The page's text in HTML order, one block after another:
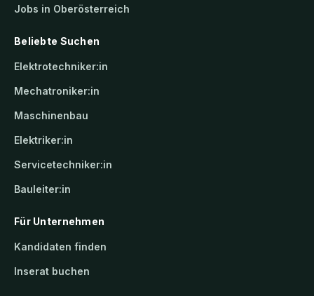
Jobs in Oberösterreich
Beliebte Suchen
Elektrotechniker:in
Mechatroniker:in
Maschinenbau
Elektriker:in
Servicetechniker:in
Bauleiter:in
Für Unternehmen
Kandidaten finden
Inserat buchen